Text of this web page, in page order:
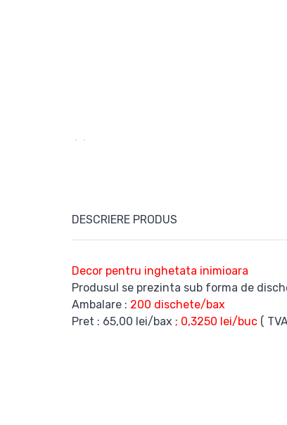
DESCRIERE PRODUS
Decor pentru inghetata inimioara
Produsul se prezinta sub forma de
Ambalare : 200 dischete/bax
Pret : 65,00 lei/bax ; 0,3250 lei/buc (